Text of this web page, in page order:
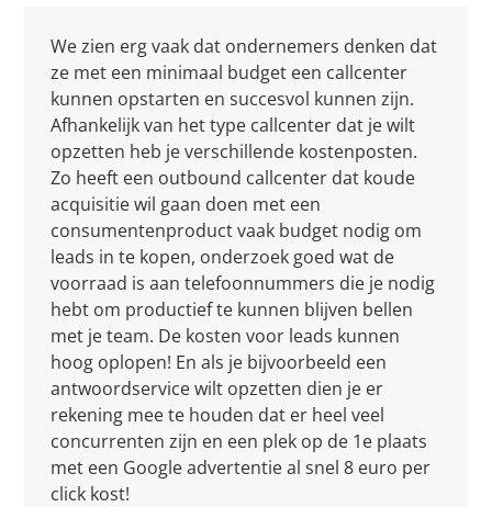
We zien erg vaak dat ondernemers denken dat
ze met een minimaal budget een callcenter
kunnen opstarten en succesvol kunnen zijn.
Afhankelijk van het type callcenter dat je wilt
opzetten heb je verschillende kostenposten.
Zo heeft een outbound callcenter dat koude
acquisitie wil gaan doen met een
consumentenproduct vaak budget nodig om
leads in te kopen, onderzoek goed wat de
voorraad is aan telefoonnummers die je nodig
hebt om productief te kunnen blijven bellen
met je team. De kosten voor leads kunnen
hoog oplopen! En als je bijvoorbeeld een
antwoordservice wilt opzetten dien je er
rekening mee te houden dat er heel veel
concurrenten zijn en een plek op de 1e plaats
met een Google advertentie al snel 8 euro per
click kost!